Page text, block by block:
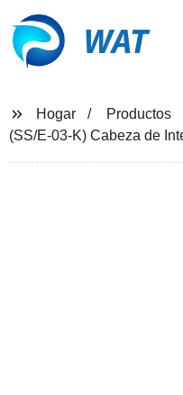
WAT
Hogar
Productos
(SS/E-03-K) Cabeza de